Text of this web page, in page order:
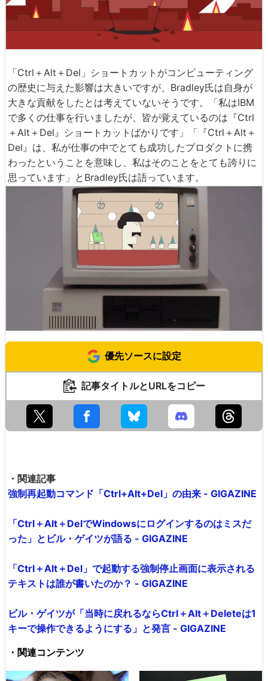
「Ctrl＋Alt＋Del」ショートカットがコンピューティング
の歴史に与えた影響は大きいですが、Bradley氏は自身が
大きな貢献をしたとは考えていないそうです。「私はIBM
で多くの仕事を行いましたが、皆が覚えているのは『Ctrl
＋Alt＋Del』ショートカットばかりです」「『Ctrl＋Alt＋
Del』は、私が仕事の中でとても成功したプロダクトに携
わったということを意味し、私はそのことをとても誇りに
思っています」とBradley氏は語っています。
優先ソースに設定
記事タイトルとURLをコピー
・関連記事
強制再起動コマンド「Ctrl+Alt+Del」の由来 - GIGAZINE
「Ctrl＋Alt＋DelでWindowsにログインするのはミスだ
った」とビル・ゲイツが語る - GIGAZINE
「Ctrl＋Alt＋Del」で起動する強制停止画面に表示される
テキストは誰が書いたのか？ - GIGAZINE
ビル・ゲイツが「当時に戻れるならCtrl＋Alt＋Deleteは1
キーで操作できるようにする」と発言 - GIGAZINE
・関連コンテンツ